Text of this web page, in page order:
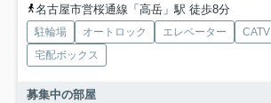
名古屋市営桜通線「高岳」駅 徒歩8分
駐輪場 オートロック エレベーター CATV
宅配ボックス
募集中の部屋